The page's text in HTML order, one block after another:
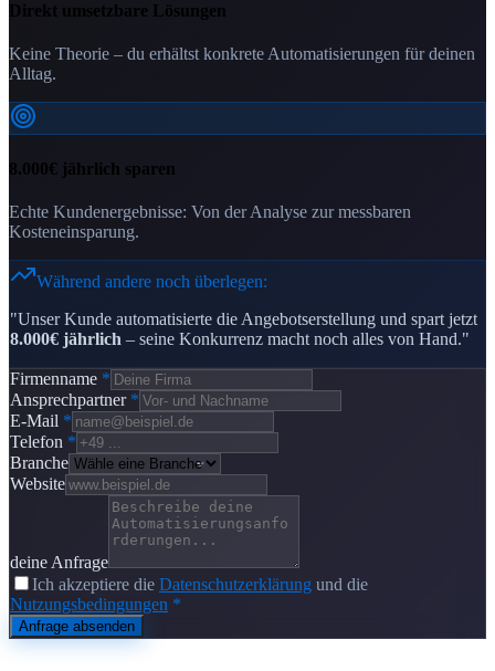
Direkt umsetzbare Lösungen
Keine Theorie – du erhältst konkrete Automatisierungen für deinen
Alltag.
8.000€ jährlich sparen
Echte Kundenergebnisse: Von der Analyse zur messbaren
Kosteneinsparung.
Während andere noch überlegen:
"Unser Kunde automatisierte die Angebotserstellung und spart jetzt
8.000€ jährlich – seine Konkurrenz macht noch alles von Hand."
Firmenname *
Ansprechpartner *
E-Mail *
Telefon *
Branche
Website
deine Anfrage
Ich akzeptiere die Datenschutzerklärung und die
Nutzungsbedingungen *
Anfrage absenden